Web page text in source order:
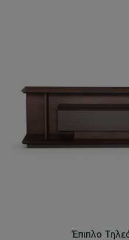
Έπιπλο